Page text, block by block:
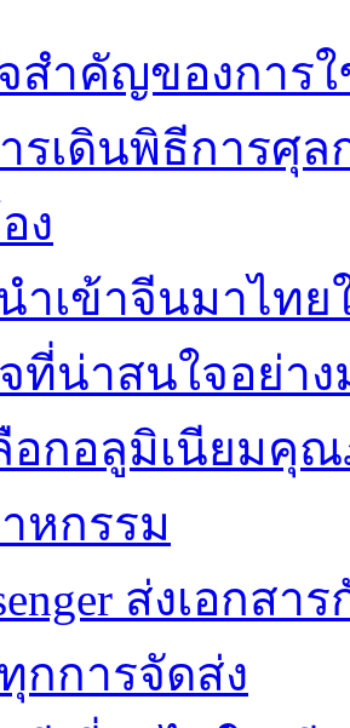
สำคัญของการ
รเดินพิธีการศุล
ง
ำเข้าจีนมาไท
ที่น่าสนใจอย่าง
อกอลูมิเนียมคุ
หกรรม
ส่งเอกส
กการจัดส่ง